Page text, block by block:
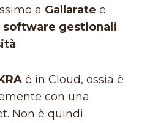
a Gallarate e
software gestionali
.
è in Cloud, ossia è
con una
Non è quindi